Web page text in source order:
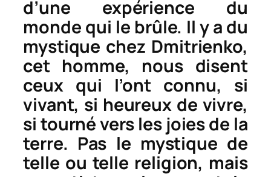
d’une expérience du
monde qui le brûle. Il y a du
mystique chez Dmitrienko,
cet homme, nous disent
ceux qui l’ont connu, si
vivant, si heureux de vivre,
si tourné vers les joies de la
terre. Pas le mystique de
telle ou telle religion, mais